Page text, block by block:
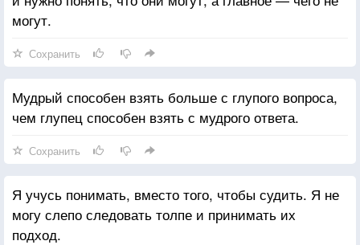
могут.
Сохранить
Мудрый способен взять больше с глупого вопроса,
чем глупец способен взять с мудрого ответа.
Сохранить
Я учусь понимать, вместо того, чтобы судить. Я не
могу слепо следовать толпе и принимать их
подход.